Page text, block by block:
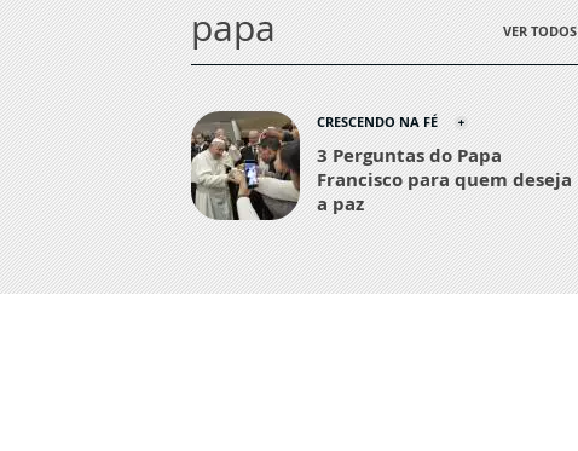
papa VER TODOS
CRESCENDO NA FÉ
3 Perguntas do Papa
Francisco para quem deseja
a paz